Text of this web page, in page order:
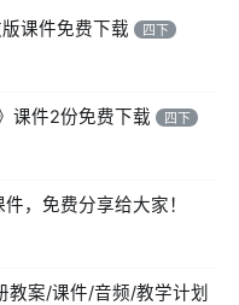
课件免费下载
四下
课件2份免费下载
四下
，免费分享给大家！
教案/课件/音频/教学计划